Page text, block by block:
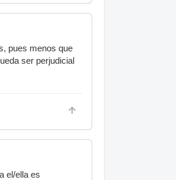
pues menos que
ser perjudicial
el/ella es